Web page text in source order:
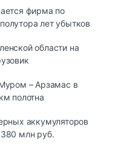
фирма по
лет убытков
области на
– Арзамас в
полотна
аккумуляторов
380 млн руб.